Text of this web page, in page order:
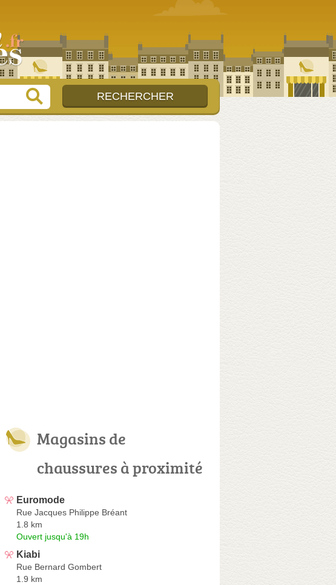
Magasins de
chaussures à proximité
Euromode
Rue Jacques Philippe Bréant
1.8 km
Ouvert jusqu'à 19h
Kiabi
Rue Bernard Gombert
1.9 km